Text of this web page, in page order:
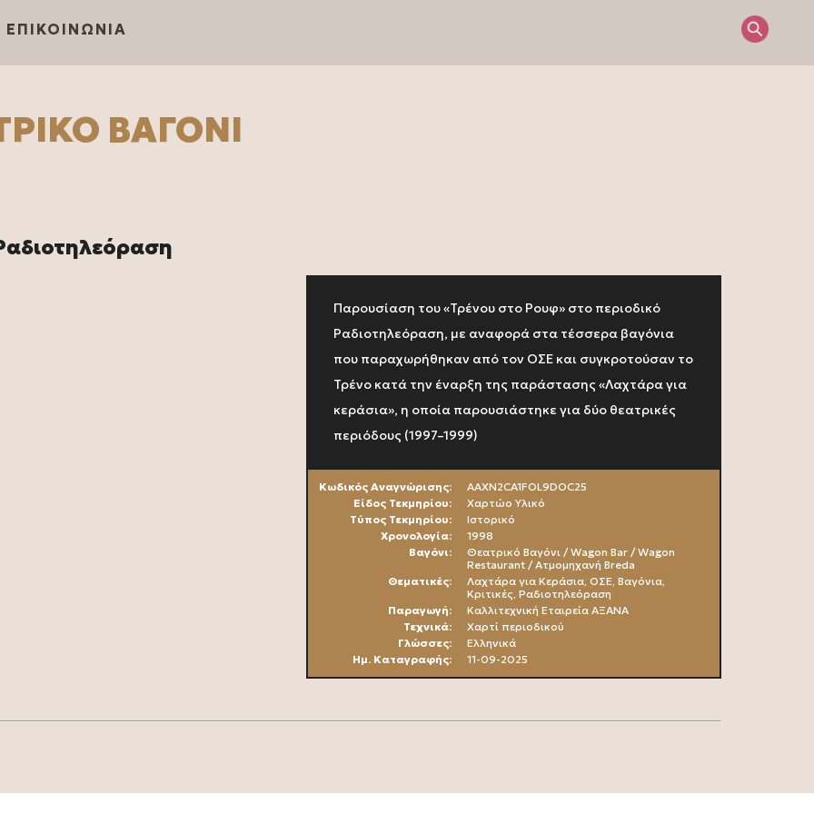
ΕΠΙΚΟΙΝΩΝΙΑ
ΒΑΓΌΝΙ
Παρουσίαση του «Τρένου στο Ρουφ» στο περιοδικό
Ραδιοτηλεόραση, με αναφορά στα τέσσερα βαγόνια
που παραχωρήθηκαν από τον ΟΣΕ και συγκροτούσαν το
Τρένο κατά την έναρξη της παράστασης «Λαχτάρα για
κεράσια», η οποία παρουσιάστηκε για δύο θεατρικές
περιόδους (1997–1999)
Κωδικός Αναγνώρισης:
AAXN2CA1FOL9DOC25
Είδος Τεκμηρίου:
Χαρτώο Υλικό
Τύπος Τεκμηρίου:
Ιστορικό
Χρονολoγία:
1998
Βαγόνι:
Θεατρικό Βαγόνι / Wagon Bar / Wagon
Restaurant / Ατμομηχανή Breda
Θεματικές:
Λαχτάρα για Κεράσια, ΟΣΕ, Βαγόνια,
Κριτικές, Ραδιοτηλεόραση
Παραγωγή:
Καλλιτεχνική Εταιρεία ΑΞΑΝΑ
Τεχνικά:
Χαρτί περιοδικού
Γλώσσες:
Ελληνικά
Ημ. Καταγραφής:
11-09-2025